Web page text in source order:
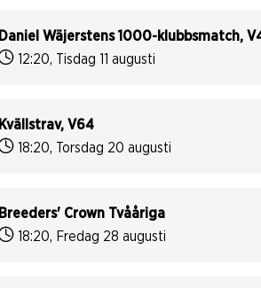
Daniel Wäjerstens 1000-klubbsmatch,
12:20, Tisdag 11 augusti
Kvällstrav, V64
18:20, Torsdag 20 augusti
Breeders' Crown Tvååriga
18:20, Fredag 28 augusti